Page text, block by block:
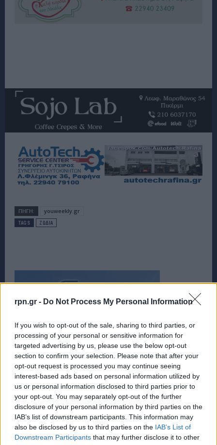
rpn.gr - Do Not Process My Personal Information
If you wish to opt-out of the sale, sharing to third parties, or
processing of your personal or sensitive information for
targeted advertising by us, please use the below opt-out
section to confirm your selection. Please note that after your
opt-out request is processed you may continue seeing
interest-based ads based on personal information utilized by
us or personal information disclosed to third parties prior to
your opt-out. You may separately opt-out of the further
disclosure of your personal information by third parties on the
IAB’s list of downstream participants. This information may
also be disclosed by us to third parties on the IAB’s List of
Downstream Participants that may further disclose it to other
ΠΗΓΗ: youweekly.gr
TAGS ΖΩΔΙΑ